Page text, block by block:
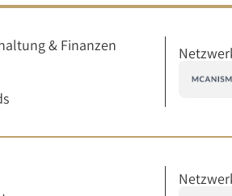
& Finanzen